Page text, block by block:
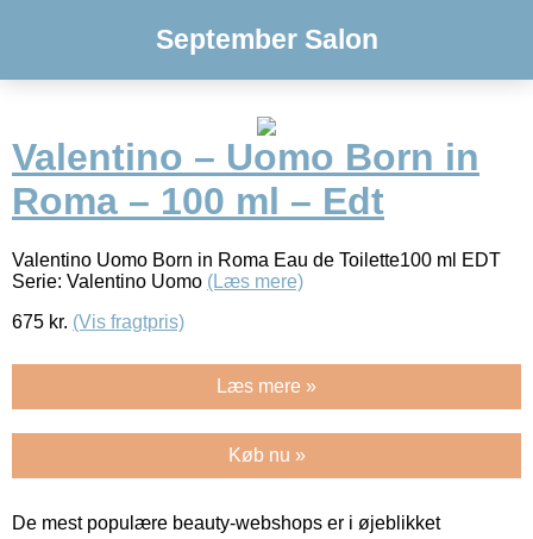
September Salon
Valentino – Uomo Born in
Roma – 100 ml – Edt
Valentino Uomo Born in Roma Eau de Toilette100 ml EDT
Serie: Valentino Uomo (Læs mere)
675 kr. (Vis fragtpris)
Læs mere »
Køb nu »
De mest populære beauty-webshops er i øjeblikket